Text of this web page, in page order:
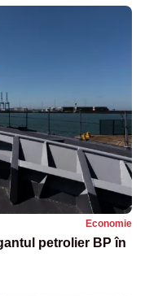
Economie
petrolier BP în